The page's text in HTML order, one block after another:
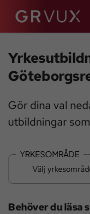
Gör dina val
utbildningar
YRKESOMRÅDE
Välj
Behöver du läsa